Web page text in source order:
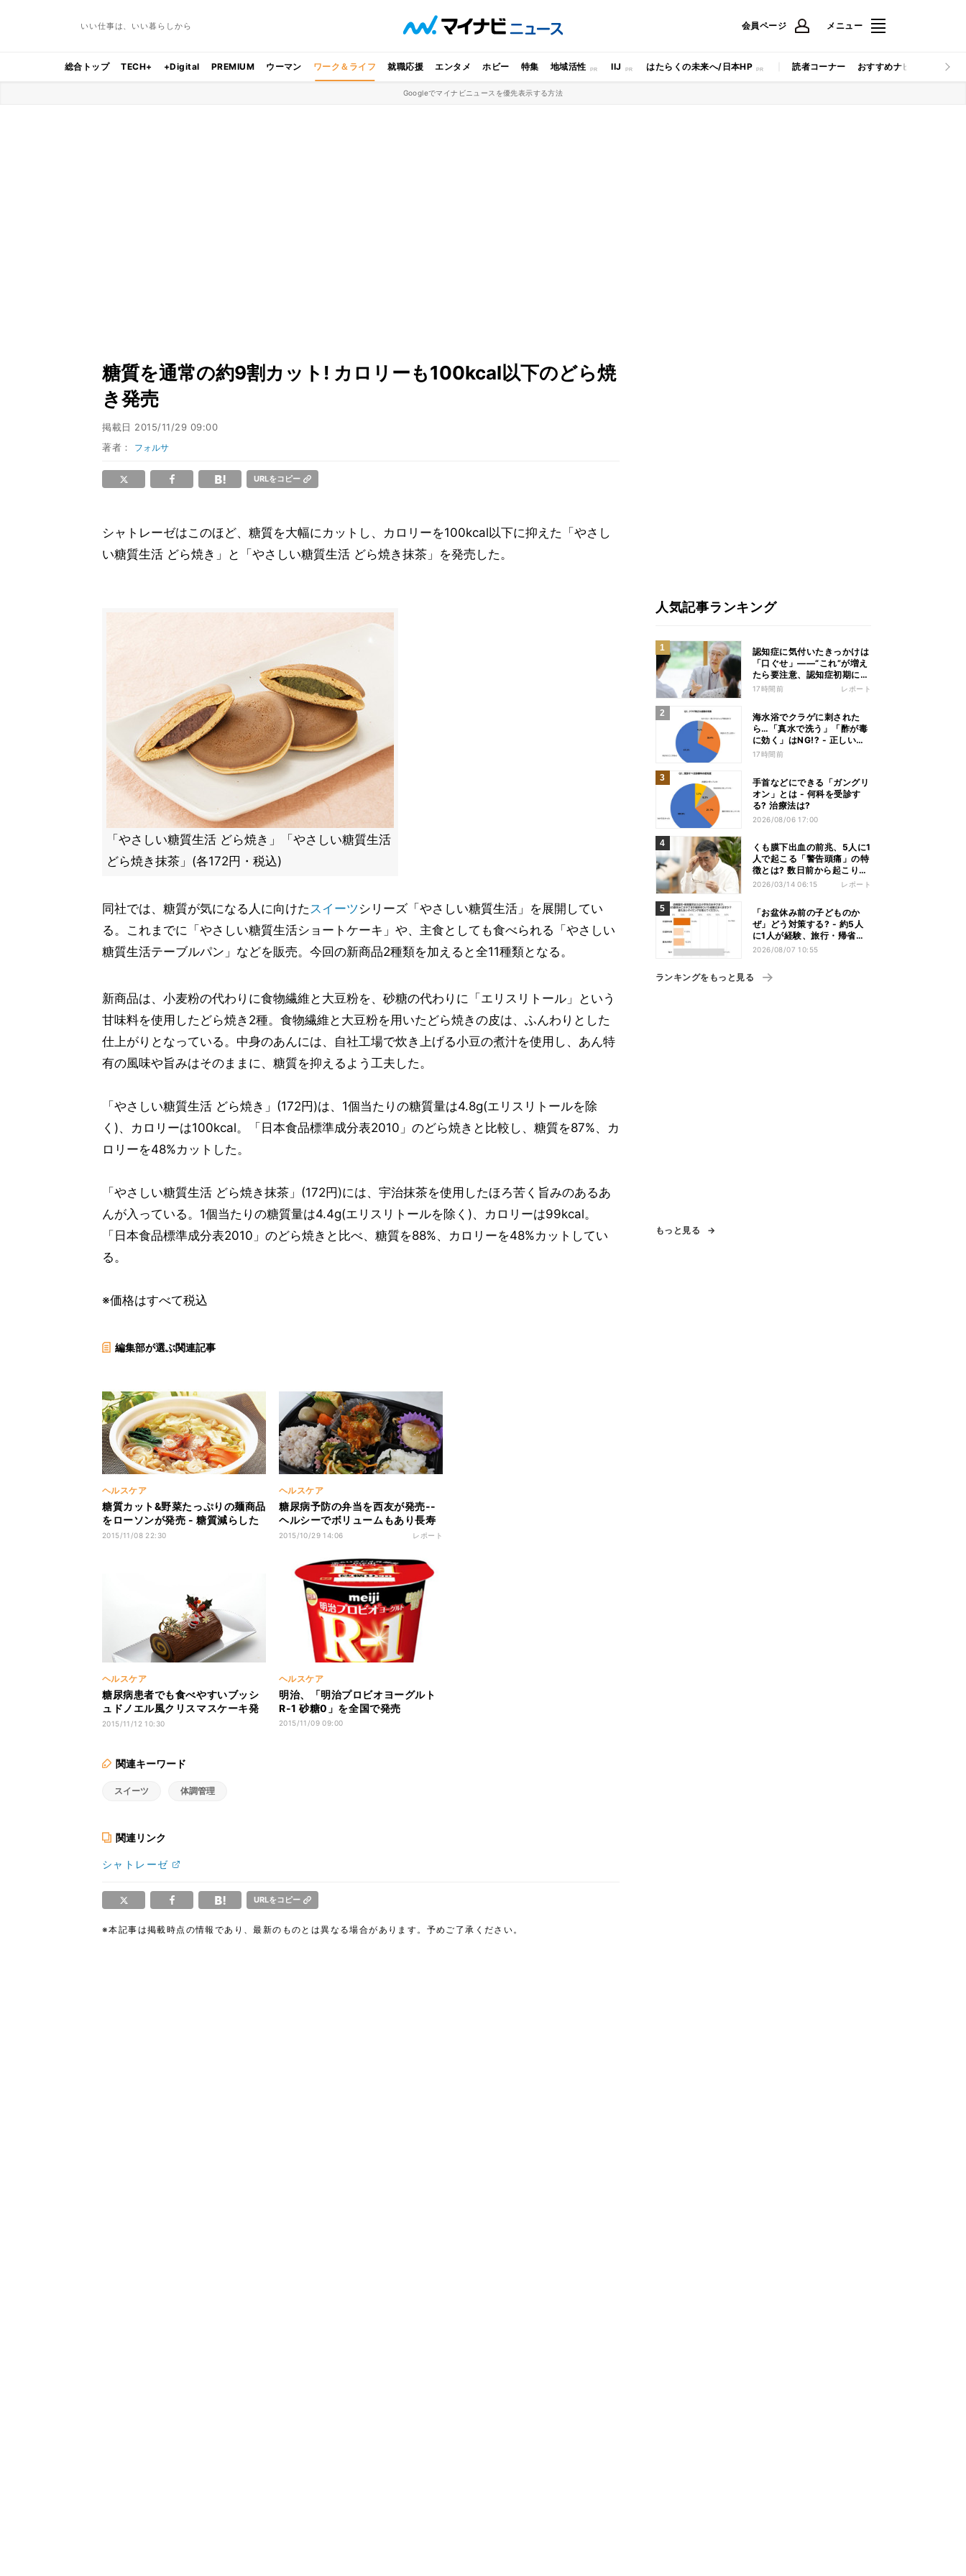
いい仕事は、いい暮らしから 会員ページ メニュー
総合トップ TECH+ +Digital PREMIUM ウーマン ワーク＆ライフ 就職応援 エンタメ ホビー 特集 地域活性 IIJ はたらくの未来へ/日本HP 読者コーナー おすすめナビ マイナビ
Googleでマイナビニュースを優先表示する方法
糖質を通常の約9割カット! カロリーも100kcal以下のどら焼
き発売
掲載日 2015/11/29 09:00
著者： フォルサ
URLをコピー
シャトレーゼはこのほど、糖質を大幅にカットし、カロリーを100kcal以下に抑えた「やさし
い糖質生活 どら焼き」と「やさしい糖質生活 どら焼き抹茶」を発売した。
「やさしい糖質生活 どら焼き」「やさしい糖質生活
どら焼き抹茶」(各172円・税込)
同社では、糖質が気になる人に向けたスイーツ シリーズ「やさしい糖質生活」を展開してい
る。これまでに「やさしい糖質生活ショートケーキ」や、主食としても食べられる「やさしい
糖質生活テーブルパン」などを販売。今回の新商品2種類を加えると全11種類となる。
新商品は、小麦粉の代わりに食物繊維と大豆粉を、砂糖の代わりに「エリスリトール」という
甘味料を使用したどら焼き2種。食物繊維と大豆粉を用いたどら焼きの皮は、ふんわりとした
仕上がりとなっている。中身のあんには、自社工場で炊き上げる小豆の煮汁を使用し、あん特
有の風味や旨みはそのままに、糖質を抑えるよう工夫した。
「やさしい糖質生活 どら焼き」(172円)は、1個当たりの糖質量は4.8g(エリスリトールを除
く)、カロリーは100kcal。「日本食品標準成分表2010」のどら焼きと比較し、糖質を87%、カ
ロリーを48%カットした。
「やさしい糖質生活 どら焼き抹茶」(172円)には、宇治抹茶を使用したほろ苦く旨みのあるあ
んが入っている。1個当たりの糖質量は4.4g(エリスリトールを除く)、カロリーは99kcal。
「日本食品標準成分表2010」のどら焼きと比べ、糖質を88%、カロリーを48%カットしてい
る。
※価格はすべて税込
編集部が選ぶ関連記事
ヘルスケア
糖質カット&野菜たっぷりの麺商品
をローソンが発売 - 糖質減らした
パスタも
2015/11/08 22:30
ヘルスケア
糖尿病予防の弁当を西友が発売--
ヘルシーでボリュームもあり長寿
効果も期待
2015/10/29 14:06 レポート
ヘルスケア
糖尿病患者でも食べやすいブッシ
ュドノエル風クリスマスケーキ発
売
2015/11/12 10:30
ヘルスケア
明治、「明治プロビオヨーグルト
R-1 砂糖0」を全国で発売
2015/11/09 09:00
関連キーワード
スイーツ 体調管理
関連リンク
シャトレーゼ
URLをコピー
※本記事は掲載時点の情報であり、最新のものとは異なる場合があります。予めご了承ください。
人気記事ランキング
認知症に気付いたきっかけは
「口ぐせ」――“これ”が増え
たら要注意、認知症初期に見
られる「会話の特徴」とは
17時間前 レポート
海水浴でクラゲに刺された
ら…「真水で洗う」「酢が毒
に効く」はNG!? - 正しい応
急処置を医師が解説
17時間前
手首などにできる「ガングリ
オン」とは - 何科を受診す
る? 治療法は?
2026/08/06 17:00
くも膜下出血の前兆、5人に1
人で起こる「警告頭痛」の特
徴とは? 数日前から起こりう
る、5つの「発症前のサイ
2026/03/14 06:15 レポート
「お盆休み前の子どものか
ぜ」どう対策する? - 約5人
に1人が経験、旅行・帰省へ
の影響も
2026/08/07 10:55
ランキングをもっと見る
もっと見る